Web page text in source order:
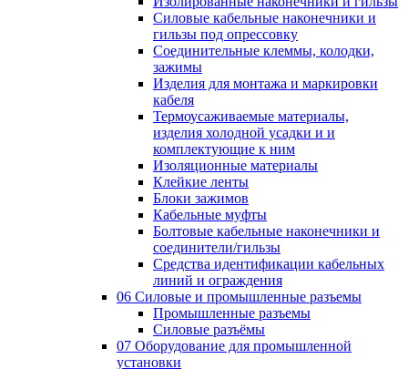
Силовые кабельные наконечники и
гильзы под опрессовку
Соединительные клеммы, колодки,
зажимы
Изделия для монтажа и маркировки
кабеля
Термоусаживаемые материалы,
изделия холодной усадки и и
комплектующие к ним
Изоляционные материалы
Клейкие ленты
Блоки зажимов
Кабельные муфты
Болтовые кабельные наконечники и
соединители/гильзы
Средства идентификации кабельных
линий и ограждения
06 Силовые и промышленные разъемы
Промышленные разъемы
Силовые разъёмы
07 Оборудование для промышленной
установки